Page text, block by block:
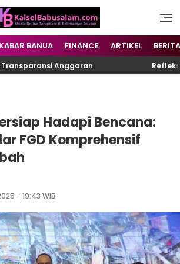
kalselbabusalam.com
Kalsel,
Nusantara
KABAR BANUA FINANCE ARTIKEL BERITA
Anggaran Refleksi
Hadapi Bencana:
FGD Komprehensif
- 19:43 WIB